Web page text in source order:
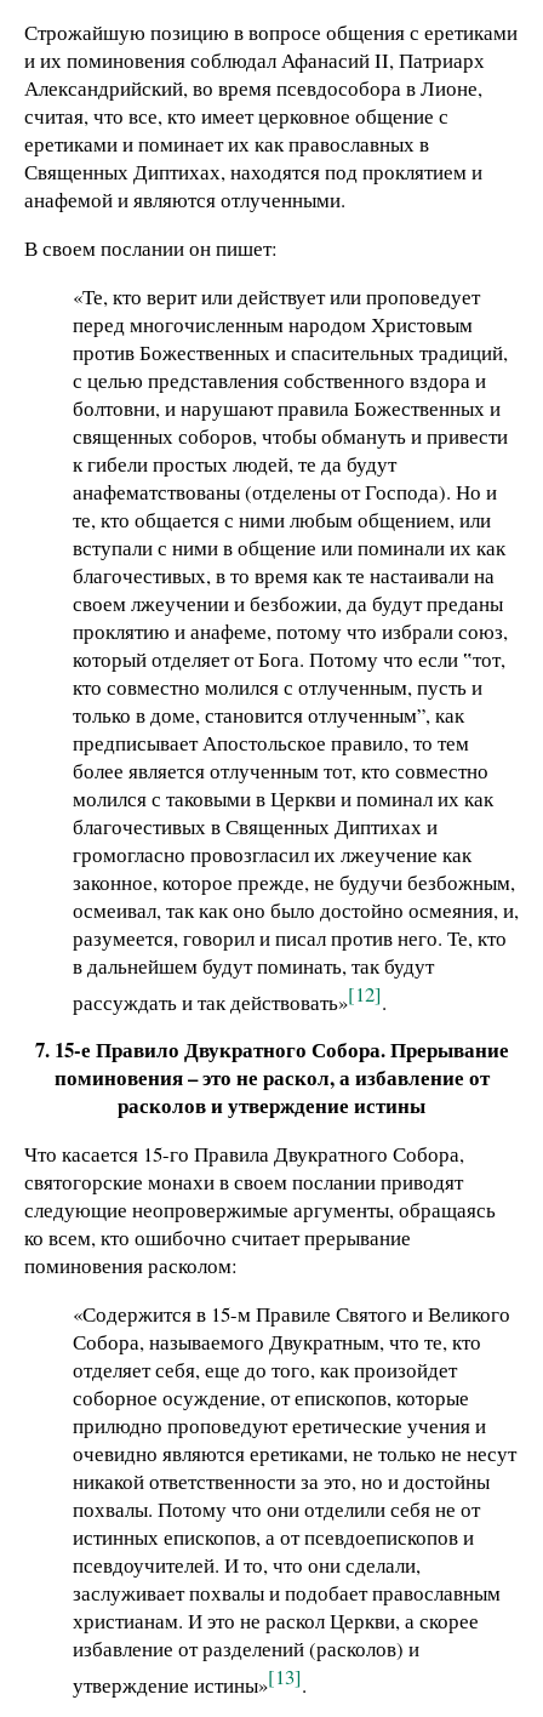
Строжайшую позицию в вопросе общения с еретиками
и их поминовения соблюдал Афанасий ΙΙ, Патриарх
Александрийский, во время псевдособора в Лионе,
считая, что все, кто имеет церковное общение с
еретиками и поминает их как православных в
Священных Диптихах, находятся под проклятием и
анафемой и являются отлученными.
В своем послании он пишет:
«Те, кто верит или действует или проповедует
перед многочисленным народом Христовым
против Божественных и спасительных традиций,
с целью представления собственного вздора и
болтовни, и нарушают правила Божественных и
священных соборов, чтобы обмануть и привести
к гибели простых людей, те да будут
анафематствованы (отделены от Господа). Но и
те, кто общается с ними любым общением, или
вступали с ними в общение или поминали их как
благочестивых, в то время как те настаивали на
своем лжеучении и безбожии, да будут преданы
проклятию и анафеме, потому что избрали союз,
который отделяет от Бога. Потому что если ‟тот,
кто совместно молился с отлученным, пусть и
только в доме, становится отлученным”, как
предписывает Апостольское правило, то тем
более является отлученным тот, кто совместно
молился с таковыми в Церкви и поминал их как
благочестивых в Священных Диптихах и
громогласно провозгласил их лжеучение как
законное, которое прежде, не будучи безбожным,
осмеивал, так как оно было достойно осмеяния, и,
разумеется, говорил и писал против него. Те, кто
в дальнейшем будут поминать, так будут
рассуждать и так действовать»[12].
7. 15-е Правило Двукратного Собора. Прерывание
поминовения – это не раскол, а избавление от
расколов и утверждение истины
Что касается 15-го Правила Двукратного Собора,
святогорские монахи в своем послании приводят
следующие неопровержимые аргументы, обращаясь
ко всем, кто ошибочно считает прерывание
поминовения расколом:
«Содержится в 15-м Правиле Святого и Великого
Собора, называемого Двукратным, что те, кто
отделяет себя, еще до того, как произойдет
соборное осуждение, от епископов, которые
прилюдно проповедуют еретические учения и
очевидно являются еретиками, не только не несут
никакой ответственности за это, но и достойны
похвалы. Потому что они отделили себя не от
истинных епископов, а от псевдоепископов и
псевдоучителей. И то, что они сделали,
заслуживает похвалы и подобает православным
христианам. И это не раскол Церкви, а скорее
избавление от разделений (расколов) и
утверждение истины»[13].